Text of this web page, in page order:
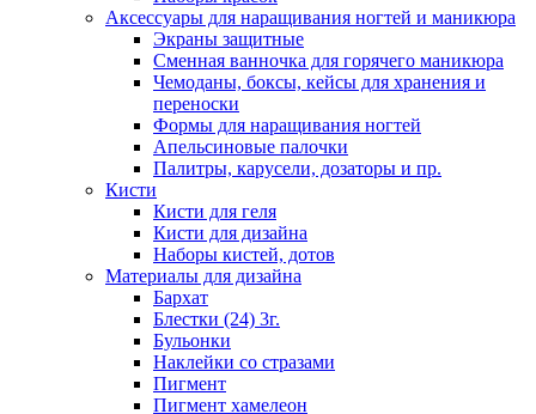
Аксессуары для наращивания ногтей и маникюра
Экраны защитные
Сменная ванночка для горячего маникюра
Чемоданы, боксы, кейсы для хранения и
переноски
Формы для наращивания ногтей
Апельсиновые палочки
Палитры, карусели, дозаторы и пр.
Кисти
Кисти для геля
Кисти для дизайна
Наборы кистей, дотов
Материалы для дизайна
Бархат
Блестки (24) 3г.
Бульонки
Наклейки со стразами
Пигмент
Пигмент хамелеон